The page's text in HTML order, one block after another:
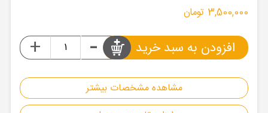
مشاهده مشخصات بیشتر
3,500,000 تومان
-
+ افزودن به سبد خرید